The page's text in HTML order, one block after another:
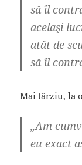
să îl
acelaşi
atât de
să îl
Mai târziu, la
„Am
eu exact